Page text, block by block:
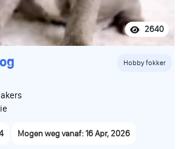
2640
Hobby fokker
Mogen weg vanaf: 16 Apr, 2026